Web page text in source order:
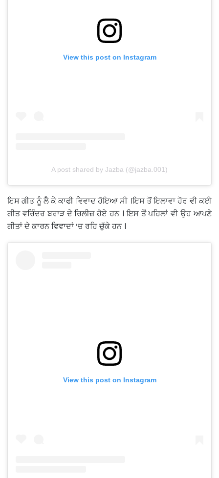
View this post on Instagram
A post shared by Jazba (@jazba.001)
ਇਸ ਗੀਤ ਨੂੰ ਲੈ ਕੇ ਕਾਫੀ ਵਿਵਾਦ ਹੋਇਆ ਸੀ ।ਇਸ ਤੋਂ ਇਲਾਵਾ ਹੋਰ ਵੀ ਕਈ
ਗੀਤ ਵਰਿੰਦਰ ਬਰਾੜ ਦੇ ਰਿਲੀਜ਼ ਹੋਏ ਹਨ । ਇਸ ਤੋਂ ਪਹਿਲਾਂ ਵੀ ਉਹ ਆਪਣੇ
ਗੀਤਾਂ ਦੇ ਕਾਰਨ ਵਿਵਾਦਾਂ ‘ਚ ਰਹਿ ਚੁੱਕੇ ਹਨ ।
View this post on Instagram